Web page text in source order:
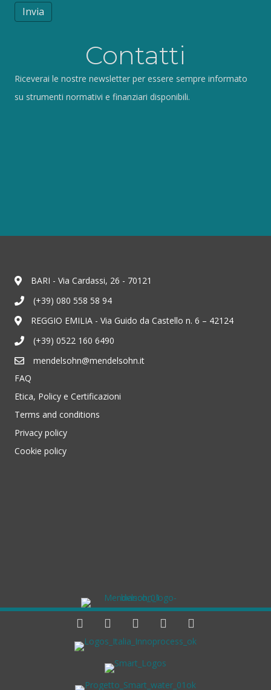
Contatti
Riceverai le nostre newsletter per essere sempre informato
su strumenti normativi e finanziari disponibili.
Invia
BARI - Via Cardassi, 26 - 70121
(+39) 080 558 58 94
REGGIO EMILIA - Via Guido da Castello n. 6 – 42124
(+39) 0522 160 6490
mendelsohn@mendelsohn.it
FAQ
Etica, Policy e Certificazioni
Terms and conditions
Privacy policy
Cookie policy